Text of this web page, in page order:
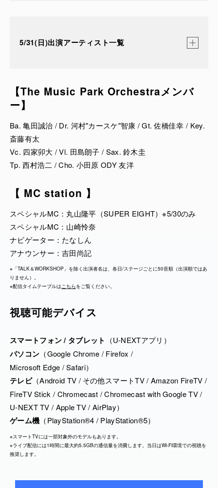
Hibiya Dream Session 1:
渡辺貞夫グループ 2026 / The Music Park Orchestra
山隆平(SUPER EIGHT),
吉野北人・中島颯太(EXILE B HAPPY)
りません。
<ONIWA>(日比谷公園芝庭広場)
LDHダンスワークショップショー / ORANGE RANG
東北ユースオーケストラ / 怒髪天アコースティックセ
ッション / 眉村ちあき
<HIDAMARI> (日比谷公園健康広場
井上園子 / スーパー登山部 / 高松亜衣 / 十明 / Raine
<HIROBA>(東京ミッドタウン日比谷・日比谷ステッ
プ広場)
ailly / 奇妙礼太郎 / 粋蓮 / モノンクル
ューガーデン)
TALK＆WORKSHOP
＜Musication Village - MANABI＞(日比谷図書文化
館 大ホール）
佐橋佳幸 / Rei / 弓木英梨乃 / ダイノジ 大谷ノブ彦
津田昌太朗 / 深谷雄一（スーパー登山部）
＜Musication Village - TAIKEN＞日比谷図書文化館
5/31(日)出演アーティスト一覧
<FORUM座>(東京国際フォーラム ホール A)
Hibiya Dream Session 2:
ーズ,
Eru Matsumoto, 菊池亮太, KREVA, JUJU
正倉院THE SHOW「光」セッション(大塚惇平・駒田
早代・
高松亜衣, 浪岡真太郎・大島真帆(Penthouse),
日比谷ブロードウェイ(井上芳雄・明日海りお・三浦
宏規), 平原綾香, 森山直太朗, YOYOKA
<ONIWA>(日比谷公園芝庭広場)
君島大空 / 斎藤アリーナ・サボさん・シュッシュ with
よきまるバンド / 在日ファンク / SOIL&"PIMP"SESSI
ONS(Guest : C&K, Rei) /
Special Act:黒沢 薫 / 山内総一郎
大塚惇平 & 響きの沙庭 / とまとくらぶ / 半﨑美子 / LE
O / Rei
<HIROBA>(東京ミッドタウン日比谷・日比谷ステッ
プ広場)
GAIA & Friends Session / Ms.OOJA / Rol3ert
<KOTONOHA>(東京ミッドタウン日比谷・パークビ
ューガーデン)
Ayllton / 駒田早代 / 平井 秀明
TALK＆WORKSHOP
【The Music Park Orchestraメンバ
ー】
Ba. 亀田誠治 / Dr. 河村"カースケ"智康 / Gt. 佐橋佳幸 / Key.
斎藤有太
Vc. 四家卯大 / Vl. 田島朗子 / Sax. 鈴木圭
Tp. 西村浩二 / Cho. 小田原 ODY 友洋
【 MC station 】
スペシャルMC：丸山隆平（SUPER EIGHT）※5/30のみ
スペシャルMC：山崎怜奈
ナビゲーター：たなしん
アナウンサー：吉田尚記
※「TALK＆WORKSHOP」を除く出演者名は、各日/ステージごとに50音順（出演順ではあ
りません）。
※配信タイムテーブルはこちらをご覧ください。
視聴可能デバイス
スマートフォン / タブレット （U-NEXTアプリ）
パソコン （Google Chrome / Firefox /
Microsoft Edge / Safari）
テレビ（Android TV / その他スマートTV / Amazon FireTV /
FireTV Stick / Chromecast / Chromecast with Google TV /
U-NEXT TV / Apple TV / AirPlay）
ゲーム機 （PlayStation®4 / PlayStation®5）
※スマートTVには一部対象外のモデルもあります。
※ライブ配信には1時間に最大約5.5GBの通信量を消費します。当日はWi-Fi環境での視聴を
推奨します。